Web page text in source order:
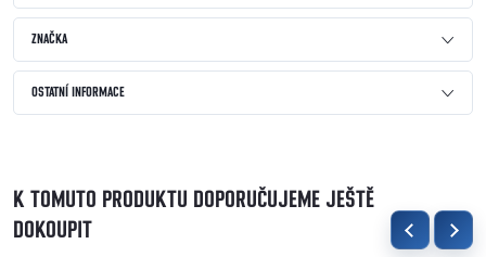
ZNAČKA
OSTATNÍ INFORMACE
K TOMUTO PRODUKTU DOPORUČUJEME JEŠTĚ
DOKOUPIT